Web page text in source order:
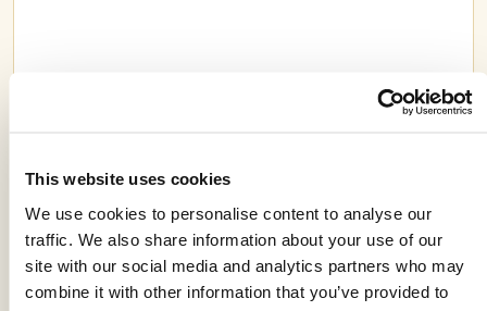
This website uses cookies
We use cookies to personalise content to analyse our
traffic. We also share information about your use of our
site with our social media and analytics partners who may
combine it with other information that you’ve provided to